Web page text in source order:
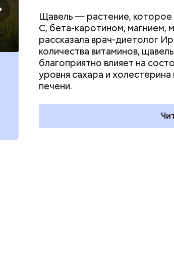
День качания на качелях и
День шампанского: какие
праздники отмечают в России
и мире 4 августа
Щавель — растение, которое
С, бета-каротином, магнием,
рассказала врач-диетолог
количества витаминов,
благоприятно влияет на
уровня сахара и
печени.